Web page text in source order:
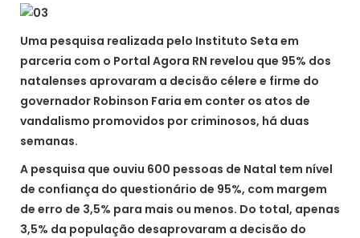
Uma pesquisa realizada pelo Instituto Seta em
parceria com o Portal Agora RN revelou que 95% dos
natalenses aprovaram a decisão célere e firme do
governador Robinson Faria em conter os atos de
vandalismo promovidos por criminosos, há duas
semanas.
A pesquisa que ouviu 600 pessoas de Natal tem nível
de confiança do questionário de 95%, com margem
de erro de 3,5% para mais ou menos. Do total, apenas
3,5% da população desaprovaram a decisão do